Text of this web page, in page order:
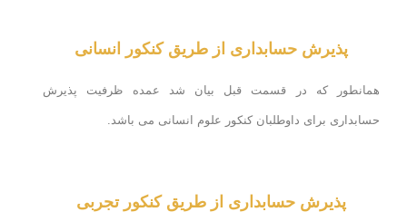
پذیرش حسابداری از طریق کنکور انسانی
همانطور که در قسمت قبل بیان شد عمده ظرفیت پذیرش
حسابداری برای داوطلبان کنکور علوم انسانی می باشد.
پذیرش حسابداری از طریق کنکور تجربی